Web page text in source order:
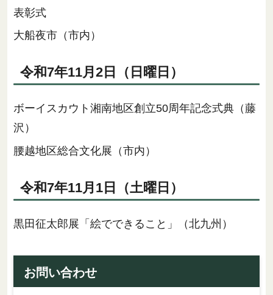
表彰式
大船夜市（市内）
令和7年11月2日（日曜日）
ボーイスカウト湘南地区創立50周年記念式典（藤
沢）
腰越地区総合文化展（市内）
令和7年11月1日（土曜日）
黒田征太郎展「絵でできること」（北九州）
お問い合わせ